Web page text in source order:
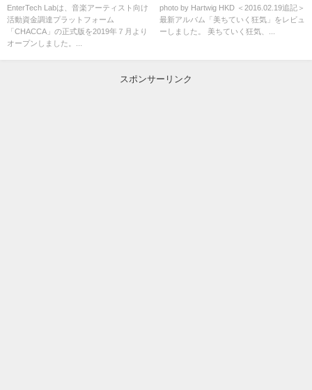
ムがオープン！
EnterTech Labは、音楽アーティスト向け
活動資金調達プラットフォーム
「CHACCA」の正式版を2019年７月より
オープンしました。...
photo by Hartwig HKD ＜2016.02.19追記＞
最新アルバム「美ちていく狂気」をレビュ
ーしました。 美ちていく狂気、...
スポンサーリンク